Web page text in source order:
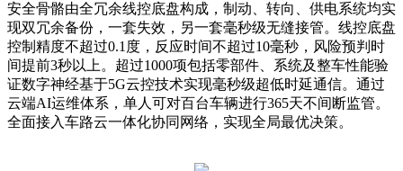
安全骨骼由全冗余线控底盘构成，制动、转向、供电系统均实
现双冗余备份，一套失效，另一套毫秒级无缝接管。线控底盘
控制精度不超过0.1度，反应时间不超过10毫秒，风险预判时
间提前3秒以上。超过1000项包括零部件、系统及整车性能验
证数字神经基于5G云控技术实现毫秒级超低时延通信。通过
云端AI运维体系，单人可对百台车辆进行365天不间断监管。
全面接入车路云一体化协同网络，实现全局最优决策。